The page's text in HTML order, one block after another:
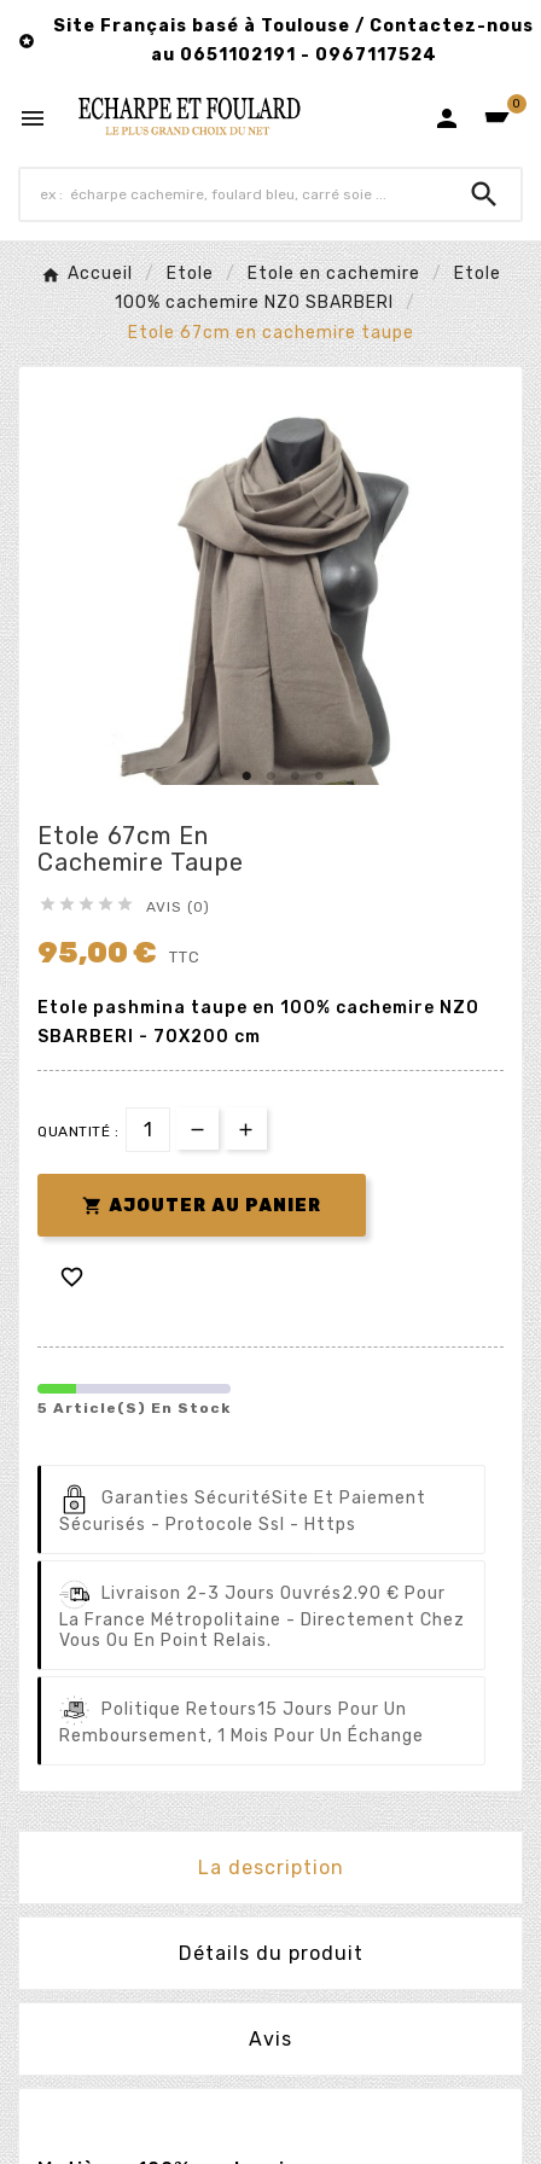

Site Français basé à Toulouse / Contactez-nous
au 0651102191 - 0967117524
  0

Accueil Etole Etole en cachemire
Etole
100% cachemire NZO SBARBERI
Etole 67cm en cachemire taupe
Etole 67cm En
Cachemire Taupe
     AVIS (0)
95,00 € TTC
Etole pashmina taupe en 100% cachemire NZO
SBARBERI - 70X200 cm
QUANTITÉ :
 AJOUTER AU PANIER

5 Article(s) En Stock
Garanties SécuritéSite Et Paiement
Sécurisés - Protocole Ssl - Https
Livraison 2-3 Jours Ouvrés2.90 € Pour
La France Métropolitaine - Directement Chez
Vous Ou En Point Relais.
Politique Retours15 Jours Pour Un
Remboursement, 1 Mois Pour Un Échange
La description
Détails du produit
Avis